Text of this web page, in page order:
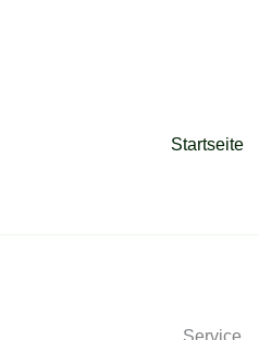
Startseite
Service